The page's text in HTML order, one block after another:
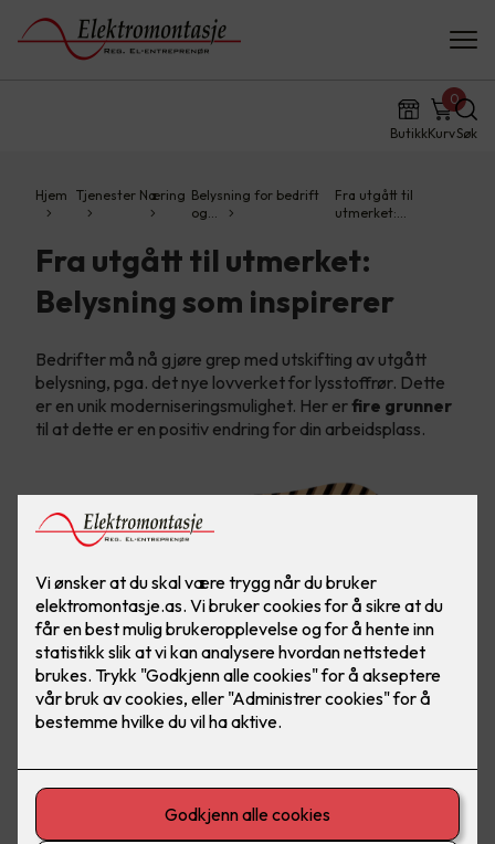
ButikkKurv
0
Søk
Hjem Tjenester Næring Belysning for bedrift
og…
Fra utgått til
utmerket:…
Fra utgått til utmerket:
Belysning som inspirerer
Bedrifter må nå gjøre grep med utskifting av utgått
belysning, pga. det nye lovverket for lysstoffrør. Dette
er en unik moderniseringsmulighet. Her erfire grunner
til at dette er en positiv endring for din arbeidsplass.